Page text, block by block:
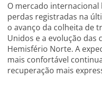
O mercado internacional
perdas registradas na
o avanço da colheita de
Unidos e a evolução das
Hemisfério Norte. A
mais confortável
recuperação mais